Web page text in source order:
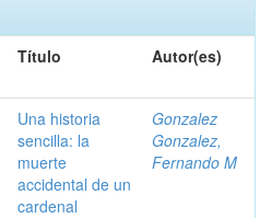
Título Autor(es)
Una historia
sencilla: la
muerte
accidental de un
cardenal
Gonzalez
Gonzalez,
Fernando M